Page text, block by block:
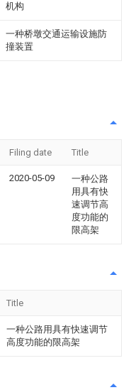
机构
一种桥墩交通运输设施防
撞装置
Filing date Title
2020-05-09
一种公路
用具有快
速调节高
度功能的
限高架
Title
一种公路用具有快速调节
高度功能的限高架